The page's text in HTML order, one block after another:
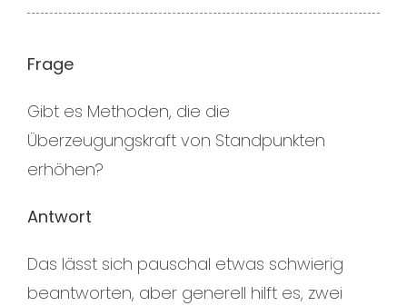
Frage
Gibt es Methoden, die die
Überzeugungskraft von Standpunkten
erhöhen?
Antwort
Das lässt sich pauschal etwas schwierig
beantworten, aber generell hilft es, zwei